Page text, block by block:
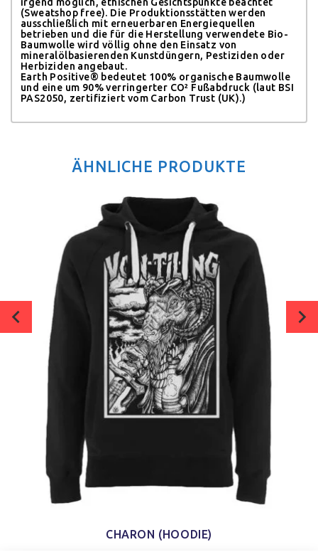
(Sweatshop free). Die Produktionsstätten werden
ausschließlich mit erneuerbaren Energiequellen
betrieben und die für die Herstellung verwendete Bio-
Baumwolle wird völlig ohne den Einsatz von
mineralölbasierenden Kunstdüngern, Pestiziden oder
Herbiziden angebaut.
Earth Positive® bedeutet 100% organische Baumwolle
und eine um 90% verringerter CO² Fußabdruck (laut BSI
PAS2050, zertifiziert vom Carbon Trust (UK).)
ÄHNLICHE PRODUKTE
CHARON (HOODIE)